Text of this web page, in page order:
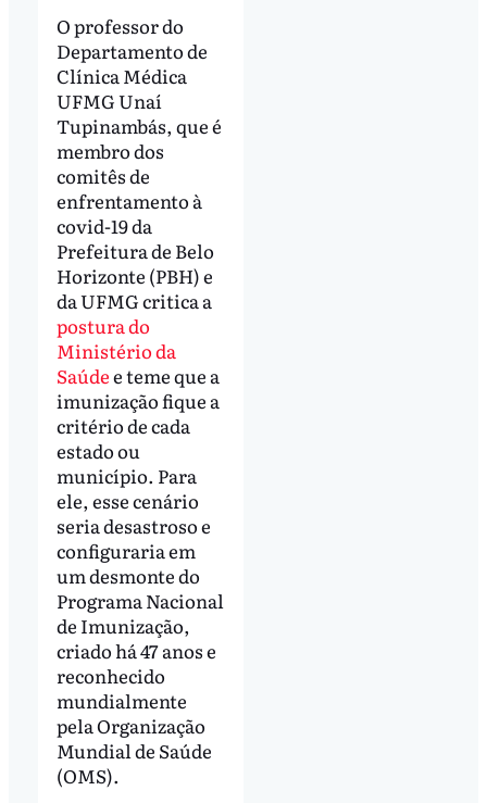
O professor do
Departamento de
Clínica Médica
UFMG Unaí
Tupinambás, que é
membro dos
comitês de
enfrentamento à
covid-19 da
Prefeitura de Belo
Horizonte (PBH) e
da UFMG critica a
postura do
Ministério da
Saúdee teme que a
imunização fique a
critério de cada
estado ou
município. Para
ele, esse cenário
seria desastroso e
configuraria em
um desmonte do
Programa Nacional
de Imunização,
criado há 47 anos e
reconhecido
mundialmente
pela Organização
Mundial de Saúde
(OMS).